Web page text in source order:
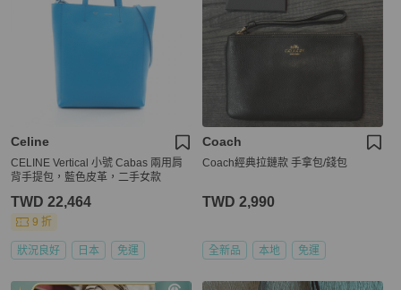
Celine
CELINE Vertical 小號 Cabas 兩用肩
背手提包，藍色皮革，二手女款
TWD 22,464
9 折
狀況良好 日本 免運
Coach
Coach經典拉鏈款 手拿包/錢包
TWD 2,990
全新品 本地 免運